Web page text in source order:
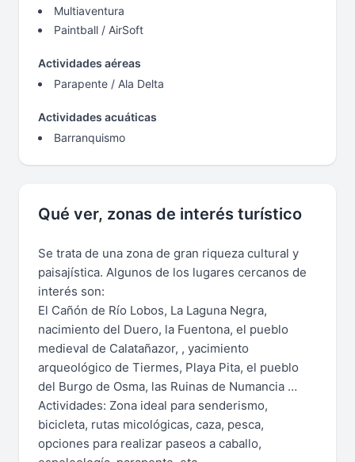
Multiaventura
Paintball / AirSoft
Actividades aéreas
Parapente / Ala Delta
Actividades acuáticas
Barranquismo
Qué ver, zonas de interés turístico
Se trata de una zona de gran riqueza cultural y
paisajística. Algunos de los lugares cercanos de
interés son:
El Cañón de Río Lobos, La Laguna Negra,
nacimiento del Duero, la Fuentona, el pueblo
medieval de Calatañazor, , yacimiento
arqueológico de Tiermes, Playa Pita, el pueblo
del Burgo de Osma, las Ruinas de Numancia …
Actividades: Zona ideal para senderismo,
bicicleta, rutas micológicas, caza, pesca,
opciones para realizar paseos a caballo,